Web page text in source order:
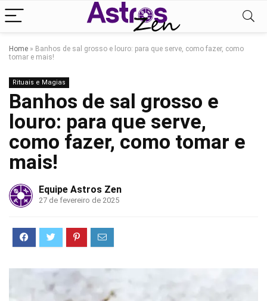
Home » Banhos de sal grosso e louro: para que serve, como fazer, como
tomar e mais!
Rituais e Magias
Banhos de sal grosso e
louro: para que serve,
como fazer, como tomar e
mais!
Equipe Astros Zen
27 de fevereiro de 2025